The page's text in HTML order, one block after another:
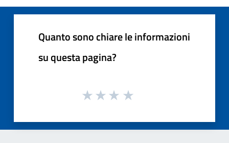
Quanto sono chiare le informazioni
su questa pagina?